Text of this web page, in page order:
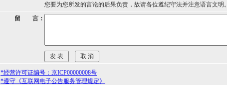
您要为您所发的言论的后果负责，故请各位遵纪守法并注意语言文明。
留 言：
*经营许可证编号：京ICP00000008号
*遵守《互联网电子公告服务管理规定》